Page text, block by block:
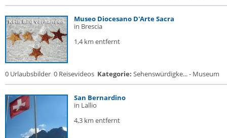
Museo Diocesano D'Arte Sacra
in Brescia
1,4 km entfernt
0 Urlaubsbilder 0 Reisevideos Kategorie: Sehenswürdigke... - Museum
San Bernardino
in Lallio
4,3 km entfernt